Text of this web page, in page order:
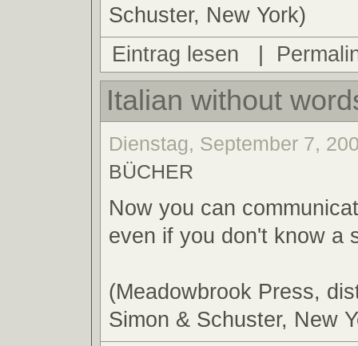
Schuster, New York)
Eintrag lesen
|
Italian without
Dienstag, September 7,
BÜCHER
Now you can
even if you don't know a
(Meadowbrook Press,
Simon & Schuster, New